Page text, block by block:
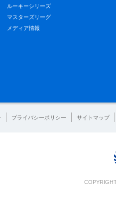
ルーキーシリーズ
マスターズリーグ
メディア情報
プライバシーポリシー サイトマップ